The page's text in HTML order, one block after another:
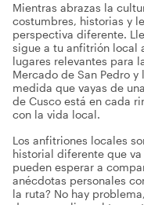
Mientras abrazas la
costumbres, historias y
perspectiva diferente.
sigue a tu anfitrión local
lugares relevantes para
Mercado de San Pedro
medida que vayas de
de Cusco está en cada
con la vida local.
Los anfitriones locales
historial diferente que
pueden esperar a
anécdotas personales
la ruta? No hay